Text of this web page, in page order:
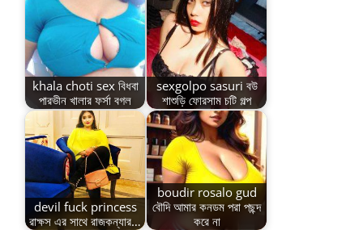
khala choti sex বিধবা
পারভীন খালার ফর্সা বগল
sexgolpo sasuri বউ
শাশুড়ি ফোরসাম চটি গল্প
devil fuck princess
রাক্ষস এর সাথে রাজকন্যার…
boudir rosalo gud
বৌদি আমার কনডম পরা পছন্দ
করে না